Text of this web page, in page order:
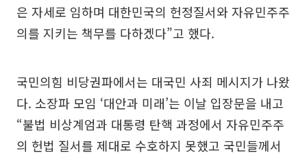
은 자세로 임하며 대한민국의 헌정질서와 자유민주주
의를 지키는 책무를 다하겠다”고 했다.
국민의힘 비당권파에서는 대국민 사죄 메시지가 나왔
다. 소장파 모임 ‘대안과 미래’는 이날 입장문을 내고
“불법 비상계엄과 대통령 탄핵 과정에서 자유민주주
의 헌법 질서를 제대로 수호하지 못했고 국민들께서